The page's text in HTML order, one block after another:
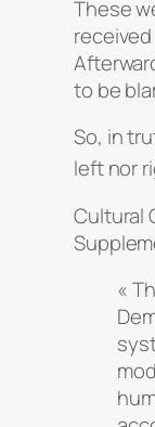
These
to be
So, in
left nor
Cultural
«